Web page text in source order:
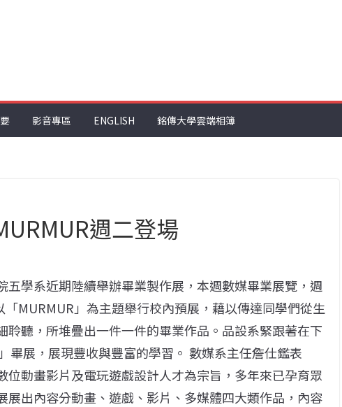
影音專區 ENGLISH 銘傳大學雲端相簿
週二登場
五學系近期陸續舉辦畢業製作展，本週數媒畢業展覽，週
MURMUR」為主題舉行校內預展，藉以傳達同學們從生
聆聽，所堆疊出一件一件的畢業作品。品設系緊跟著在下
畢展，展現豐收與豐富的學習。 數媒系主任詹仕鑑表
位動畫影片及電玩遊戲設計人才為宗旨，多年來已孕育眾
展出內容分動畫、遊戲、影片、多媒體四大類作品，內容